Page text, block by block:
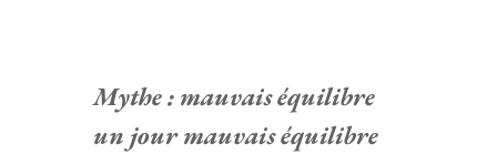
Mythe : mauvais équilibre
un jour mauvais équilibre